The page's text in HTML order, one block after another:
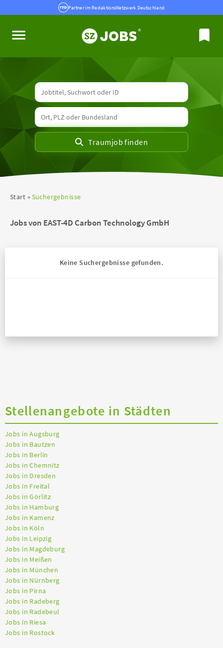
Partner im RedaktionsNetzwerk Deutschland
Start Suchergebnisse
Jobs von EAST-4D Carbon Technology GmbH
Keine Suchergebnisse gefunden.
Stellenangebote in Städten
Jobs in Augsburg
Jobs in Bautzen
Jobs in Berlin
Jobs in Chemnitz
Jobs in Dresden
Jobs in Freital
Jobs in Görlitz
Jobs in Hamburg
Jobs in Kamenz
Jobs in Köln
Jobs in Leipzig
Jobs in Magdeburg
Jobs in Meißen
Jobs in München
Jobs in Nürnberg
Jobs in Pirna
Jobs in Radeberg
Jobs in Radebeul
Jobs in Riesa
Jobs in Rostock